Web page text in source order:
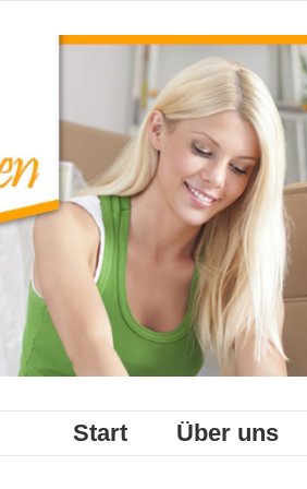
Start Über uns